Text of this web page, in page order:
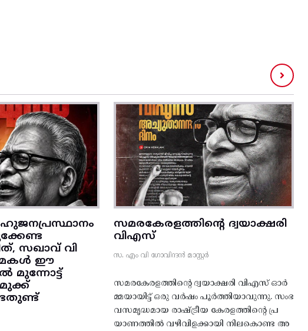
സഖാവ് വി
ഈ
മുന്നോട്ട്‌
സമരകേരളത്തിൻ്റെ ദ്വയാക്ഷരി
വിഎസ്
സ. എം വി ഗോവിന്ദൻ മാസ്റ്റർ
സമരകേരളത്തിൻ്റെ ദ്വയാക്ഷരി വിഎസ് ഓർ
മ്മയായിട്ട് ഒരു വർഷം പൂർത്തിയാവുന്നു. സംഭ
വസമൃദ്ധമായ രാഷ്ട്രീയ കേരളത്തിന്റെ പ്ര
യാണത്തിൽ വഴിവിളക്കായി നിലകൊണ്ട അ